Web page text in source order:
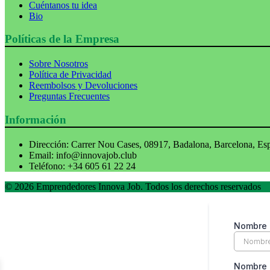
Cuéntanos tu idea
Bio
Políticas de la Empresa
Sobre Nosotros
Política de Privacidad
Reembolsos y Devoluciones
Preguntas Frecuentes
Información
Dirección: Carrer Nou Cases, 08917, Badalona, Barcelona,
Email: info@innovajob.club
Teléfono: +34 605 61 22 24
© 2026 Emprendedores Innova Job. Todos los derechos reservados